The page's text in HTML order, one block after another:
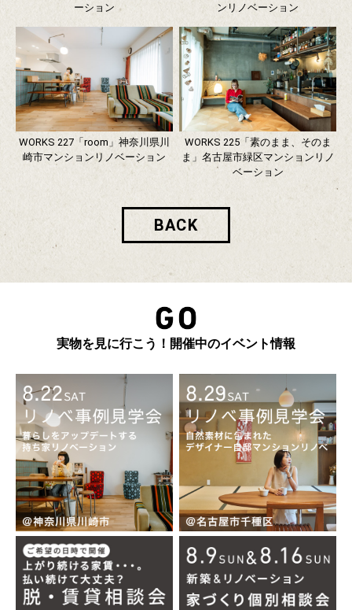
ーション
ンリノベーション
WORKS 227「room」神奈川県川
崎市マンションリノベーション
WORKS 225「素のまま、そのま
ま」名古屋市緑区マンションリノ
ベーション
BACK
実物を見に行こう！開催中のイベント情報